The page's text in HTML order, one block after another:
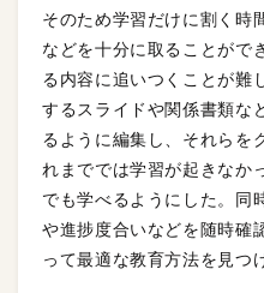
そのため学習だけに割く時
などを十分に取ることがで
る内容に追いつくことが難
するスライドや関係書類な
るように編集し、それらを
れまででは学習が起きなか
でも学べるようにした。同
や進捗度合いなどを随時確
って最適な教育方法を見つ